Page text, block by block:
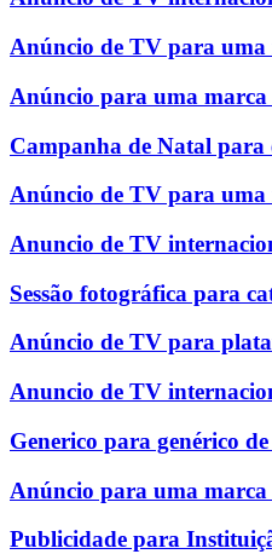
Anúncio de TV para uma
Anúncio para uma marca
Campanha de Natal para
Anúncio de TV para uma
Anuncio de TV
Sessão fotográfica para
Anúncio de TV para
Anuncio de TV
Generico para genérico
Anúncio para uma
Publicidade para